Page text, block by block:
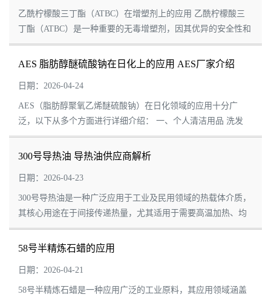
乙酰柠檬酸三丁酯（ATBC）在增塑剂上的应用 乙酰柠檬酸三
丁酯（ATBC）是一种重要的无毒增塑剂，因其优异的安全性和
环保性能，在多个领域得到了广泛应用。以下是其在增塑剂上
的主要应用： 1. 塑料行业...
AES 脂肪醇醚硫酸钠在日化上的应用 AES厂家介绍
日期：2026-04-24
AES（脂肪醇聚氧乙烯醚硫酸钠）在日化领域的应用十分广
泛，以下从多个方面进行详细介绍： 一、个人清洁用品 洗发
水：AES是洗发水中的核心成分之一，它能够产生丰富而稳定
的泡沫，有效去除头皮和...
300号导热油 导热油供应商解析
日期：2026-04-23
300号导热油是一种广泛应用于工业及民用领域的热载体介质，
其核心用途在于间接传递热量，尤其适用于需要高温加热、均
匀控温、低压操作的工艺场景。以下是其具体用途及优势分
析： 一、核心用途 高...
58号半精炼石蜡的应用
日期：2026-04-21
58号半精炼石蜡是一种应用广泛的工业原料，其应用领域涵盖